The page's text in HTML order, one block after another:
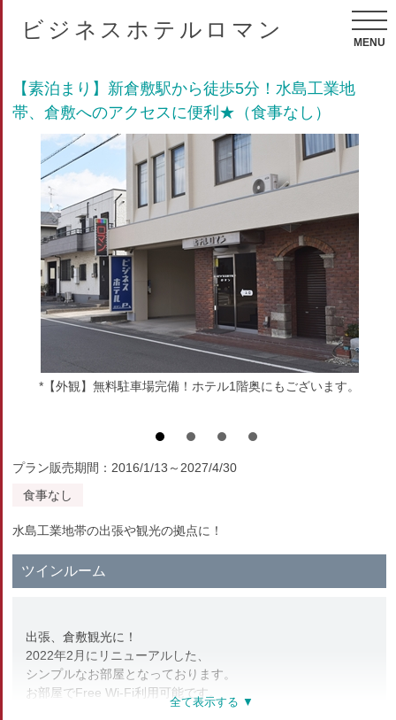
ビジネスホテルロマン
MENU
【素泊まり】新倉敷駅から徒歩5分！水島工業地
帯、倉敷へのアクセスに便利★（食事なし）
*【外観】無料駐車場完備！ホテル1階奥にもございます。
プラン販売期間：2016/1/13～2027/4/30
食事なし
水島工業地帯の出張や観光の拠点に！
ツインルーム
出張、倉敷観光に！
2022年2月にリニューアルした、
シンプルなお部屋となっております。
お部屋でFree Wi-Fi利用可能です。